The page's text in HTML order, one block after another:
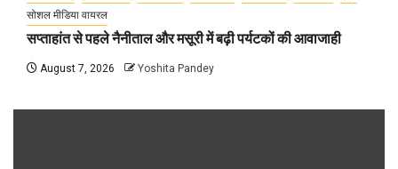
सोशल मीडिया वायरल
सप्ताहांत से पहले नैनीताल और मसूरी में बढ़ी पर्यटकों की आवाजाही
August 7, 2026 Yoshita Pandey